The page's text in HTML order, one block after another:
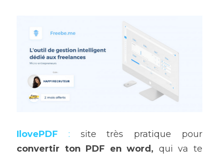
IlovePDF :
convertir ton PDF en word, qui va te